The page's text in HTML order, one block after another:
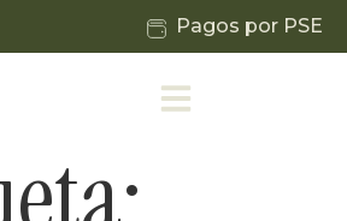
Pagos por PSE